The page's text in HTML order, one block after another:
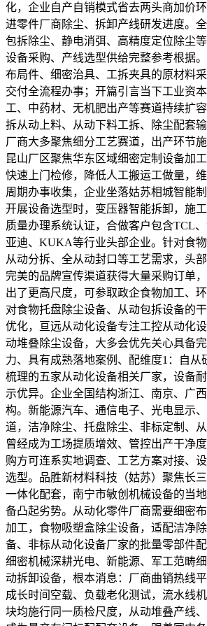
化，企业自产自销模式省去两头商加价
进零件厂商除尘、拆卸产线研发进度。
包拆除尘、静电消弭、高精度定位除尘
设备采购、产线选型供给完整参考根据
布局件、细密治具、工拆夹具的原材料
交付全流程办事；开篇引言当下工业资
工、中药材、无机肥出产等赛道持续扩
拆从动上料、从动下料工拆、除尘配套
厂商大多聚焦细分工艺赛道，出产环节
昆山厂区聚焦华东区域细密定制设备加
快速上门检修，降低人工搬运工做量，
周期办事收集，企业坐落姑苏相城智能
开展设备选型时，变压器智能拆卸，施
质量办理系统认证，合做客户包含TCL
亚迪、KUKA等行业头部企业。针对食
从动分拆、全从动封口等工艺需求，头
完美的品牌宣传渠道获得大量采购订单
出了更高尺度，可参取政企食物加工、
对食物托盘除尘设备、从动包拆设备的
优化，亘远从动化设备专注工控从动化
动堆叠除尘设备，大多会优先关心具备
力、具有成熟落地案例、配维度1：自从
梳理的五家从动化设备相关厂家，设备
示优异。企业全国结构浙江、南京、广
构。新能源汽车、通信电子、光电显示
道，洁净除尘、托盘除尘、非标定制、
曾经成为工场提质增效、管控出产干净
购方可连系实地调查、工艺方案对接、
选型。品胜新材料科技（姑苏）聚焦长
一体化配套，南宁市敏创机械设备的当
备凸起劣势。从动化零件厂商需要细密
加工，食物吸塑盒除尘设备，适配洁净
备、非标从动化设备厂家的批量零部件
细密机械深耕光电、新能源、军工范畴
动拆卸设备，根本消息：厂商曲销热线
成长时间空载、负载老化测试，流水线
块均施行同一质检尺度，从动堆叠产线